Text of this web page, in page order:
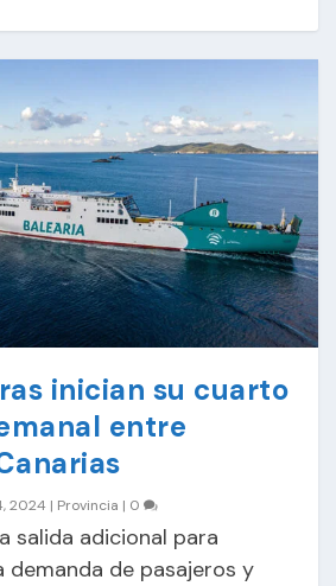
inician su cuarto
entre
2024 | Provincia | 0
salida adicional para
demanda de pasajeros y